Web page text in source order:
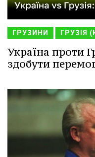
ГРУЗИНИ ГРУЗІЯ
Україна проти
здобути